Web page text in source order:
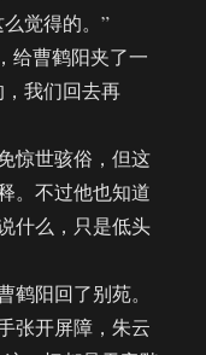
觉得的。”
曹鹤阳夹了一
我们回去再
世骇俗，但这
。不过他也知道
什么，只是低头
阳回了别苑。
开屏障，朱云